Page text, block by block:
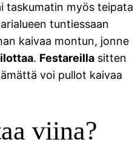
taskumatin myös teipata
tuntiessaan
kaivaa montun, jonne
. Festareilla sitten
voi pullot kaivaa
viina?